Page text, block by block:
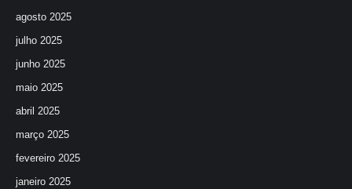
agosto 2025
julho 2025
junho 2025
maio 2025
abril 2025
março 2025
fevereiro 2025
janeiro 2025